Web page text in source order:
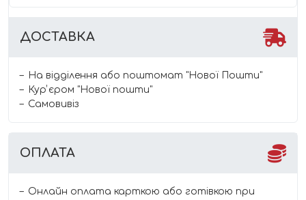
ДОСТАВКА
На відділення або поштомат "Нової Пошти"
Курʼєром "Нової пошти"
Самовивіз
ОПЛАТА
Онлайн оплата карткою або готівкою при